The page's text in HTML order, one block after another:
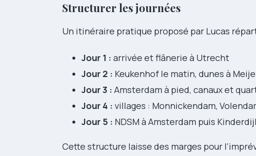
Structurer les journées
Un itinéraire pratique proposé par Lucas
Jour 1 : arrivée et flânerie à Utrecht
Jour 2 : Keukenhof le matin, dunes à
Jour 3 : Amsterdam à pied, canaux et
Jour 4 : villages : Monnickendam,
Jour 5 : NDSM à Amsterdam puis
Cette structure laisse des marges pour